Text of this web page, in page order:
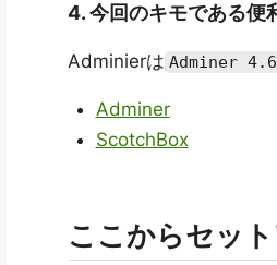
4. 今回のキモである便
Adminierは Adminer
Adminer
ScotchBox
ここからセッ